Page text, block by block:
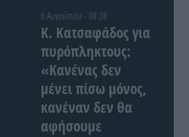
6 Αυγούστου - 08:28
Κ. Κατσαφάδος για
πυρόπληκτους:
«Κανένας δεν
μένει πίσω μόνος,
κανέναν δεν θα
αφήσουμε